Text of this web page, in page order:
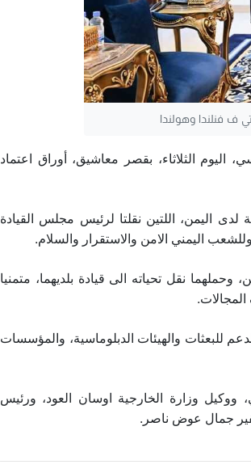
ف فنلندا وهولندا
الثلاثاء، بقصر معاشيق، أوراق اعتماد
اليمن، اللتين نقلتا لرئيس مجلس القيادة
اليمني الامن والاستقرار والسلام.
نقل تحياته الى قيادة بلديهما، متمنيا
للبعثات والهيئات الدبلوماسية، والمؤسسات
ووكيل وزارة الخارجية اوسان العود، ورئيس
جمال عوض ناصر.